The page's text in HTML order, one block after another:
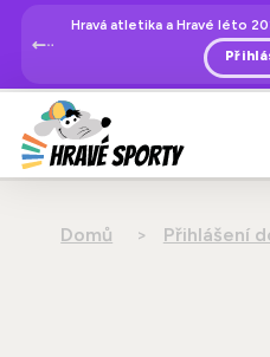
Hravá atletika a Hravé léto
Domů Přihlášení